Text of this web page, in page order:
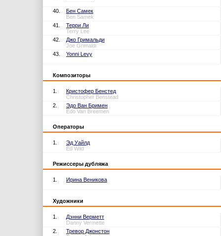
40.
Бен Самек
Ben Samek
41.
Терри Ли
Terry Lee
42.
Джо Гримальди
Joe Grimaldi
43.
Yonni Levy
Композиторы
1.
Кристофер Бенстед
Christopher Benstead
2.
Эдо Ван Бримен
Edo Van Breemen
Операторы
1.
Эд Уайлд
Ed Wild
Режиссеры дубляжа
1. Ирина Веникова
Художники
1.
Дэнни Верметт
Danny Vermette
2.
Тревор Джонстон